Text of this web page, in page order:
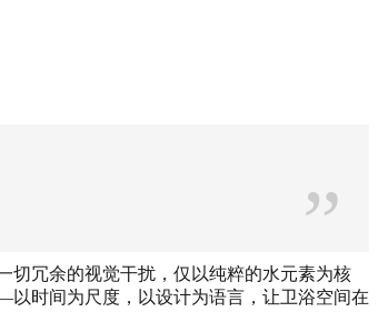
”
切冗余的视觉干扰，仅以纯粹的水元素为核
时间为尺度，以设计为语言，让卫浴空间在